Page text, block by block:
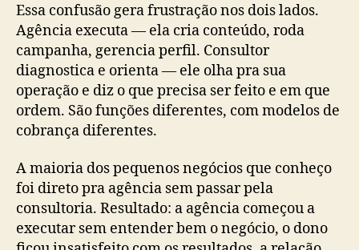
Essa confusão gera frustração nos dois lados.
Agência executa — ela cria conteúdo, roda
campanha, gerencia perfil. Consultor
diagnostica e orienta — ele olha pra sua
operação e diz o que precisa ser feito e em que
ordem. São funções diferentes, com modelos de
cobrança diferentes.
A maioria dos pequenos negócios que conheço
foi direto pra agência sem passar pela
consultoria. Resultado: a agência começou a
executar sem entender bem o negócio, o dono